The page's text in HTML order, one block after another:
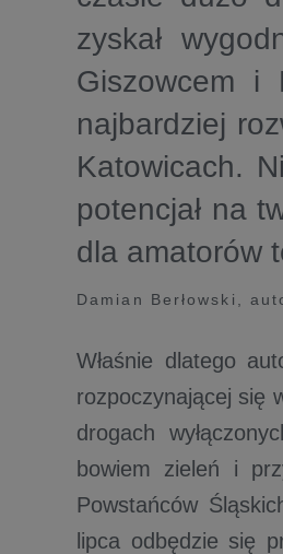
zyskał
Giszowcem i
najbardziej
Katowicach.
potencjał na
dla amatorów
Damian Berłowski,
Właśnie dlatego
rozpoczynającej się
drogach
bowiem zieleń i
Powstańców
lipca odbędzie się